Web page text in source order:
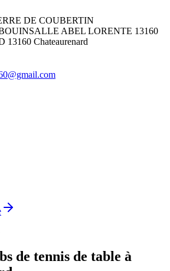
DE COUBERTIN
ABEL LORENTE 13160
13160 Chateaurenard
de tennis de table à